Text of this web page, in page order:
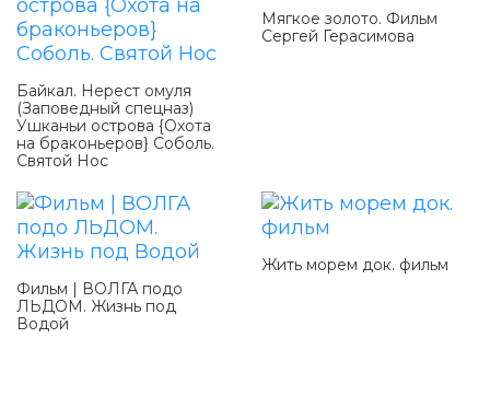
Байкал. Нерест омуля
(Заповедный спецназ)
Ушканьи острова {Охота
на браконьеров} Соболь.
Святой Нос
Мягкое золото. Фильм
Сергей Герасимова
Фильм | ВОЛГА подо
ЛЬДОМ. Жизнь под
Водой
Жить морем док. фильм